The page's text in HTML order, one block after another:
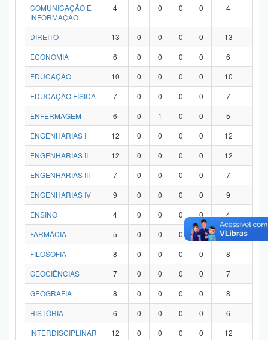
COMUNICAÇÃO E
INFORMAÇÃO
4 0 0 0 0 4
DIREITO 13 0 0 0 0 13
ECONOMIA
6 0 0 0 0 6
EDUCAÇÃO
10 0 0 0 0 10
EDUCAÇÃO FÍSICA
7 0 0 0 0 7
ENFERMAGEM
6 0 1 0 0 5
ENGENHARIAS I
12 0 0 0 0 12
ENGENHARIAS II
12 0 0 0 0 12
ENGENHARIAS III
7 0 0 0 0 7
ENGENHARIAS IV
9 0 0 0 0 9
ENSINO
4 0 0 0 0 4
FARMÁCIA
5 0 0 0 0 5
FILOSOFIA
8 0 0 0 0 8
GEOCIÊNCIAS
7 0 0 0 0 7
GEOGRAFIA
8 0 0 0 0 8
HISTÓRIA
6 0 0 0 0 6
INTERDISCIPLINAR
12 0 0 0 0 12